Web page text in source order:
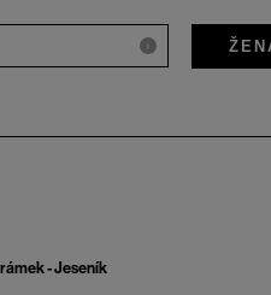
i
- Jeseník